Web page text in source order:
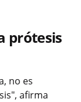
prótesis
no es
afirma